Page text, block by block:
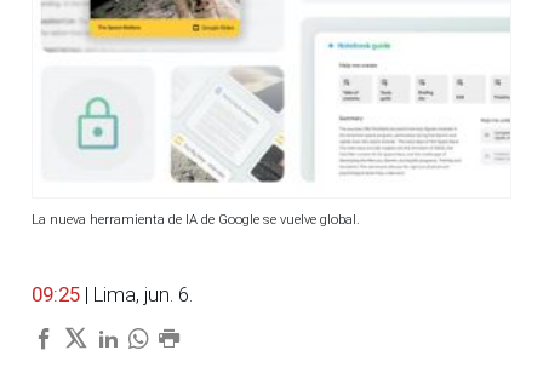
La nueva herramienta de IA de Google se vuelve global.
09:25 | Lima, jun. 6.